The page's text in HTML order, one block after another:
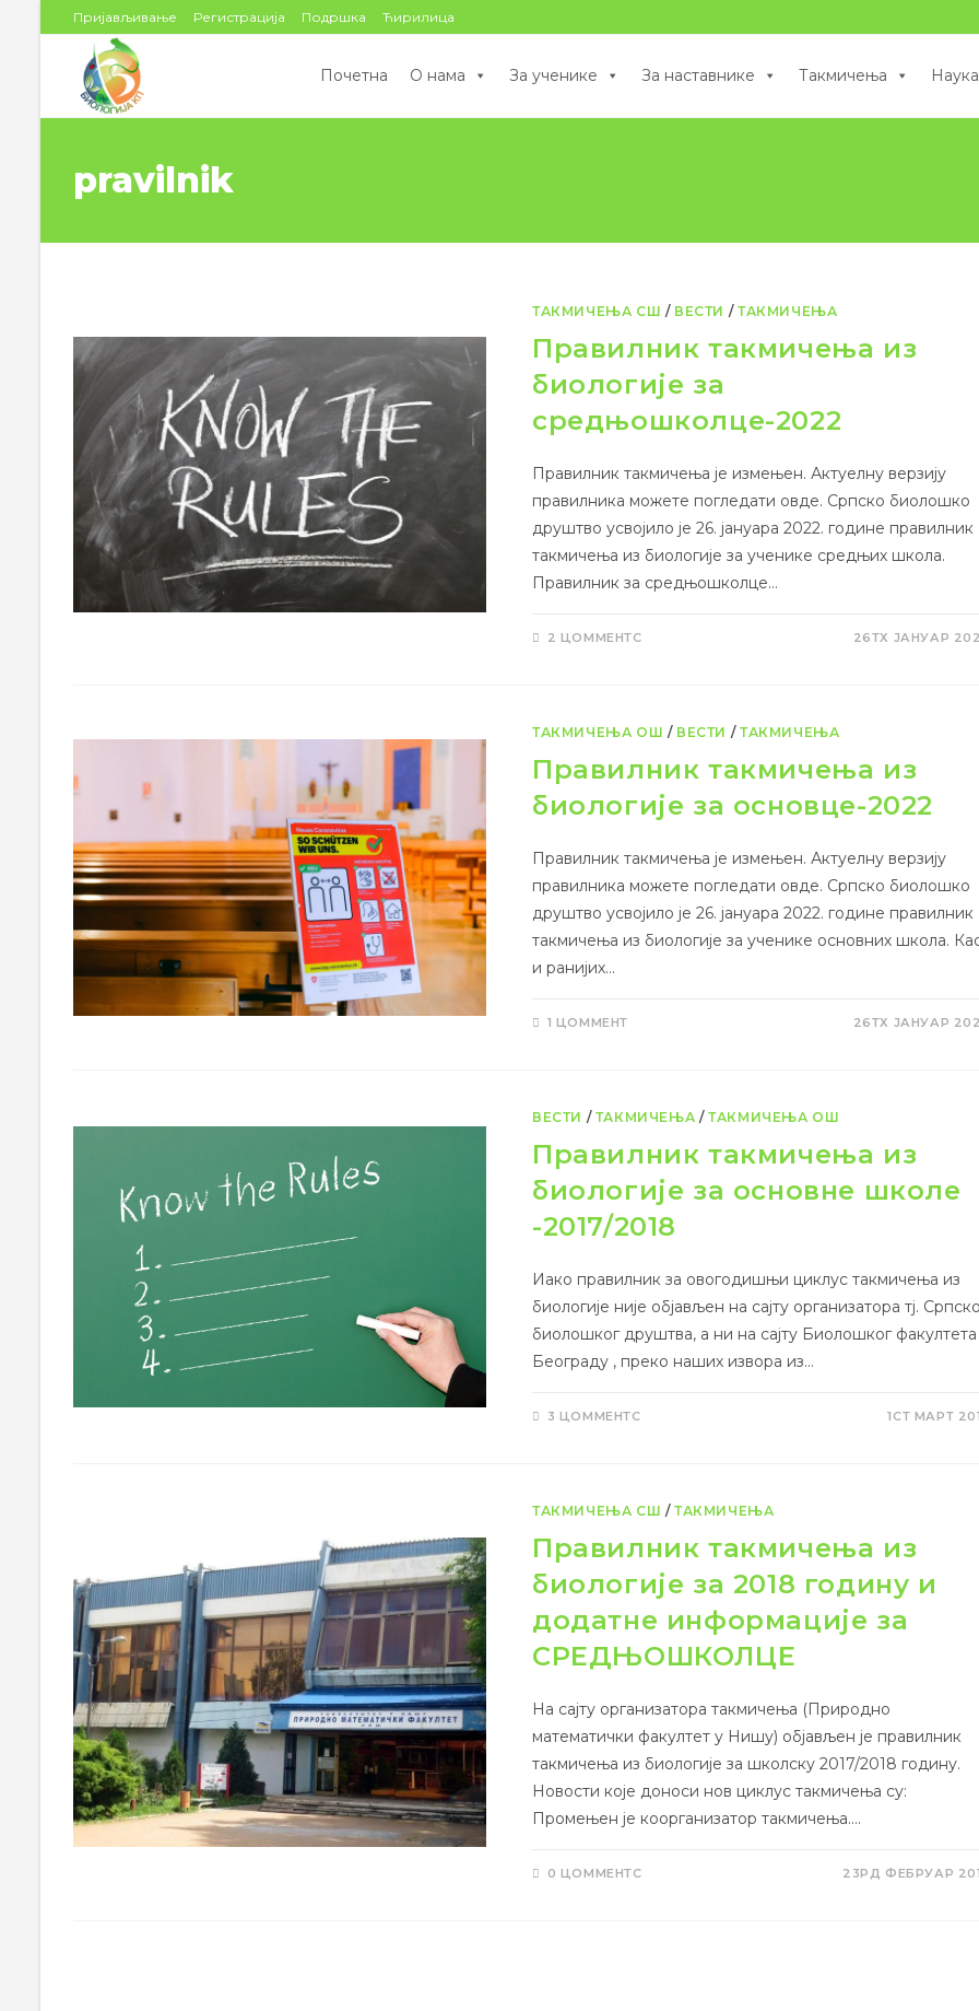
Пријављивање Регистрација Подршка Ћирилица
Почетна О нама За ученике За наставнике Такмичења Наука
pravilnik
ТАКМИЧЕЊА СШ / ВЕСТИ / ТАКМИЧЕЊА
Правилник такмичења из
биологије за
средњошколце-2022
Правилник такмичења је измењен. Актуелну верзију
правилника можете погледати овде. Српско биолошко
друштво усвојило је 26. јануара 2022. године правилник
такмичења из биологије за ученике средњих школа.
Правилник за средњошколце…
2 ЦОММЕНТС 26ТХ ЈАНУАР
ТАКМИЧЕЊА ОШ / ВЕСТИ / ТАКМИЧЕЊА
Правилник такмичења из
биологије за основце-2022
Правилник такмичења је измењен. Актуелну верзију
правилника можете погледати овде. Српско биолошко
друштво усвојило је 26. јануара 2022. године правилник
такмичења из биологије за ученике основних школа.
и ранијих…
1 ЦОММЕНТ 26ТХ ЈАНУАР
ВЕСТИ / ТАКМИЧЕЊА /ТАКМИЧЕЊА ОШ
Правилник такмичења из
биологије за основне школе
-2017/2018
Иако правилник за овогодишњи циклус такмичења из
биологије није објављен на сајту организатора тј.
биолошког друштва, а ни на сајту Биолошког
Београду , преко наших извора из…
3 ЦОММЕНТС 1СТ МАРТ
ТАКМИЧЕЊА СШ /ТАКМИЧЕЊА
Правилник такмичења из
биологије за 2018 годину и
додатне информације за
СРЕДЊОШКОЛЦЕ
На сајту организатора такмичења (Природно
математички факултет у Нишу) објављен је правилник
такмичења из биологије за школску 2017/2018 годину.
Новости које доноси нов циклус такмичења су:
Промењен је коорганизатор такмичења.…
0 ЦОММЕНТС 23РД ФЕБРУАР